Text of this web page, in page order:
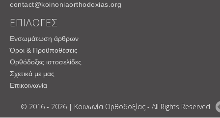
contact@koinoniaorthodoxias.org
ΕΠΙΛΟΓΕΣ
Ενσωμάτωση άρθρων
Όροι & Προϋποθέσεις
Ορθόδοξες ιστοσελίδες
Σχετικά με μας
Επικοινωνία
© 2016 - 2026 | Κοινωνία Ορθοδοξίας - All Rights Reserved